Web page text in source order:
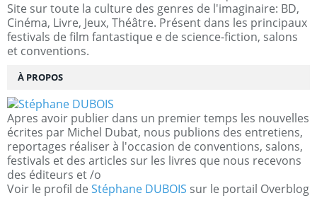
Site sur toute la culture des genres de l'imaginaire: BD,
Cinéma, Livre, Jeux, Théâtre. Présent dans les principaux
festivals de film fantastique e de science-fiction, salons
et conventions.
À PROPOS
Apres avoir publier dans un premier temps les nouvelles
écrites par Michel Dubat, nous publions des entretiens,
reportages réaliser à l'occasion de conventions, salons,
festivals et des articles sur les livres que nous recevons
des éditeurs et /o
Voir le profil de Stéphane DUBOIS sur le portail Overblog